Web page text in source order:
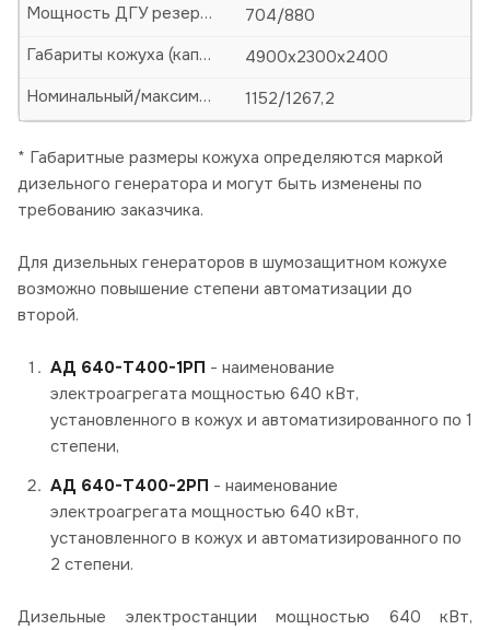
704/880
Мощность ДГУ резервная (кВт/кВА)
4900х2300х2400
Габариты кожуха (капота)-ДхШхВ, мм
1152/1267,2
Номинальный/максимальный ток, А
* Габаритные размеры кожуха определяются маркой
дизельного генератора и могут быть изменены по
требованию заказчика.
Для дизельных генераторов в шумозащитном кожухе
возможно повышение степени автоматизации до
второй.
АД 640-Т400-1РП - наименование
электроагрегата мощностью 640 кВт,
установленного в кожух и автоматизированного по 1
степени,
АД 640-Т400-2РП - наименование
электроагрегата мощностью 640 кВт,
установленного в кожух и автоматизированного по
2 степени.
Дизельные электростанции мощностью 640 кВт,